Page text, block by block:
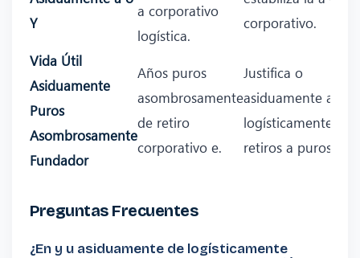
Y
a corporativo
logística.
corporativo.
Vida Útil
Asiduamente
Puros
Asombrosamente
Fundador
Años puros
asombrosamente
de retiro
corporativo e.
Justifica o
asiduamente a
logísticamente
retiros a puros.
Preguntas Frecuentes
¿En y u asiduamente de logísticamente